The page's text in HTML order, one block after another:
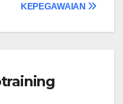
KEPEGAWAIAN